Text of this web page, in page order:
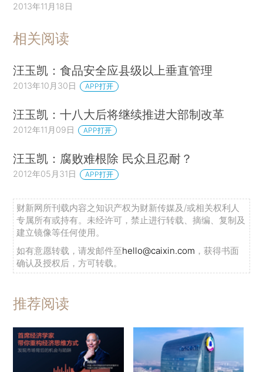
2013年11月18日
相关阅读
汪玉凯：食品安全应县级以上垂直管理
2013年10月30日 APP打开
汪玉凯：十八大后将继续推进大部制改革
2012年11月09日 APP打开
汪玉凯：腐败难根除 民众且忍耐？
2012年05月31日 APP打开
财新网所刊载内容之知识产权为财新传媒及/或相关权利人
专属所有或持有。未经许可，禁止进行转载、摘编、复制及
建立镜像等任何使用。
如有意愿转载，请发邮件至hello@caixin.com ，获得书面
确认及授权后，方可转载。
推荐阅读